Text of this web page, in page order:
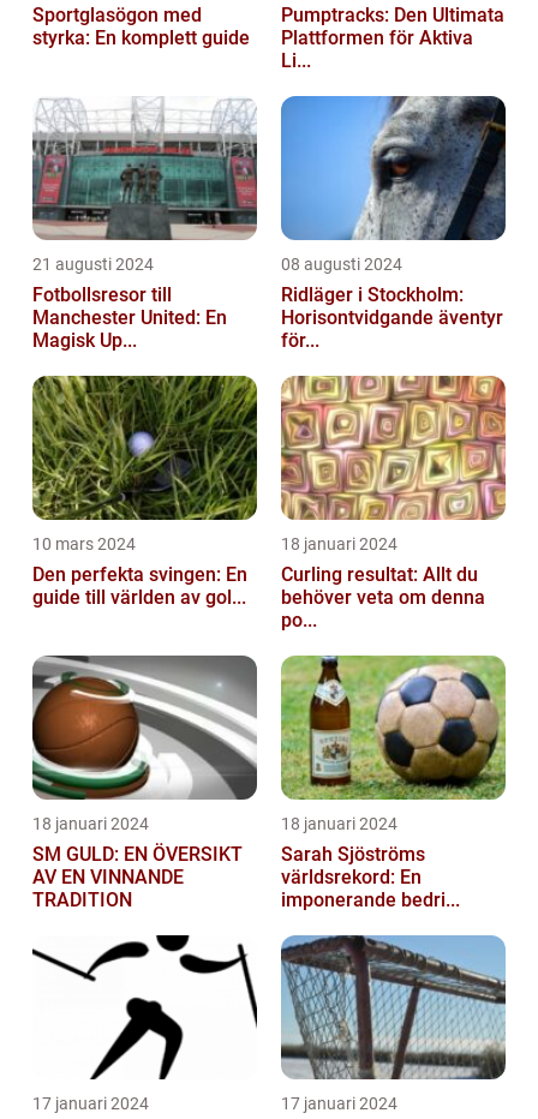
Sportglasögon med
styrka: En komplett guide
Pumptracks: Den Ultimata
Plattformen för Aktiva
Li...
21 augusti 2024
Fotbollsresor till
Manchester United: En
Magisk Up...
08 augusti 2024
Ridläger i Stockholm:
Horisontvidgande äventyr
för...
10 mars 2024
Den perfekta svingen: En
guide till världen av gol...
18 januari 2024
Curling resultat: Allt du
behöver veta om denna
po...
18 januari 2024
SM GULD: EN ÖVERSIKT
AV EN VINNANDE
TRADITION
18 januari 2024
Sarah Sjöströms
världsrekord: En
imponerande bedri...
17 januari 2024 17 januari 2024